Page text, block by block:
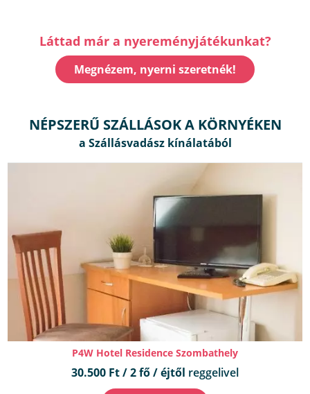
Láttad már a nyereményjátékunkat?
Megnézem, nyerni szeretnék!
NÉPSZERŰ SZÁLLÁSOK A KÖRNYÉKEN
P4W Hotel Residence Szombathely
30.500 Ft / 2 fő / éjtől reggelivel